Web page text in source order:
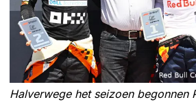
Halverwege het seizoen begonnen